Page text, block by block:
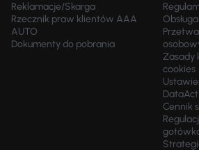
Reklamacje/Skarga
Rzecznik praw klientów AAA
AUTO
Dokumenty do pobrania
Zasady
cookies
DataAct
Cennik